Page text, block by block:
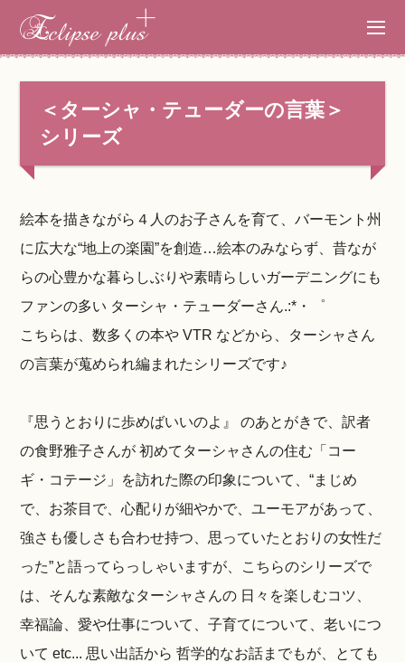
＜ターシャ・テューダーの言葉＞
シリーズ
絵本を描きながら４人のお子さんを育て、バーモント州
に広大な“地上の楽園”を創造…絵本のみならず、昔なが
らの心豊かな暮らしぶりや素晴らしいガーデニングにも
ファンの多い ターシャ・テューダーさん.:*・゜
こちらは、数多くの本や VTR などから、ターシャさん
の言葉が蒐められ編まれたシリーズです♪
『思うとおりに歩めばいいのよ』 のあとがきで、訳者
の食野雅子さんが 初めてターシャさんの住む「コー
ギ・コテージ」を訪れた際の印象について、“まじめ
で、お茶目で、心配りが細やかで、ユーモアがあって、
強さも優しさも合わせ持つ、思っていたとおりの女性だ
った”と語ってらっしゃいますが、こちらのシリーズで
は、そんな素敵なターシャさんの 日々を楽しむコツ、
幸福論、愛や仕事について、子育てについて、老いにつ
いて etc... 思い出話から 哲学的なお話までもが、とても